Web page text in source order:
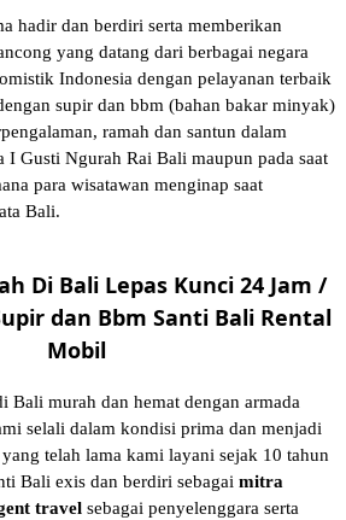
hadir dan berdiri serta memberikan
yang datang dari berbagai negara
Indonesia dengan pelayanan terbaik
supir dan bbm (bahan bakar minyak)
ramah dan santun dalam
I Gusti Ngurah Rai Bali maupun pada saat
para wisatawan menginap saat
Bali.
Di Bali Lepas Kunci 24 Jam /
dan Bbm Santi Bali Rental
Mobil
Bali murah dan hemat dengan armada
selali dalam kondisi prima dan menjadi
telah lama kami layani sejak 10 tahun
Bali exis dan berdiri sebagai mitra
travel sebagai penyelenggara serta